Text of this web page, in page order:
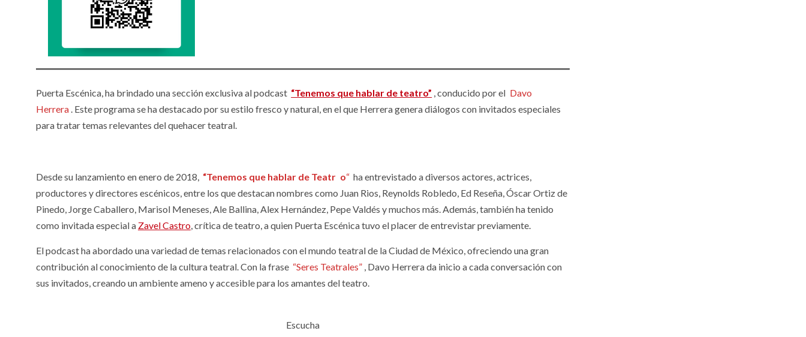
Puerta Escénica, ha brindado una sección exclusiva al podcast “Tenemos que hablar de teatro” , conducido por el Davo
Herrera . Este programa se ha destacado por su estilo fresco y natural, en el que Herrera genera diálogos con invitados especiales
para tratar temas relevantes del quehacer teatral.
Desde su lanzamiento en enero de 2018, “Tenemos que hablar de Teatr o“ ha entrevistado a diversos actores, actrices,
productores y directores escénicos, entre los que destacan nombres como Juan Rios, Reynolds Robledo, Ed Reseña, Óscar Ortiz de
Pinedo, Jorge Caballero, Marisol Meneses, Ale Ballina, Alex Hernández, Pepe Valdés y muchos más. Además, también ha tenido
como invitada especial a Zavel Castro, crítica de teatro, a quien Puerta Escénica tuvo el placer de entrevistar previamente.
El podcast ha abordado una variedad de temas relacionados con el mundo teatral de la Ciudad de México, ofreciendo una gran
contribución al conocimiento de la cultura teatral. Con la frase “Seres Teatrales” , Davo Herrera da inicio a cada conversación con
sus invitados, creando un ambiente ameno y accesible para los amantes del teatro.
Escucha